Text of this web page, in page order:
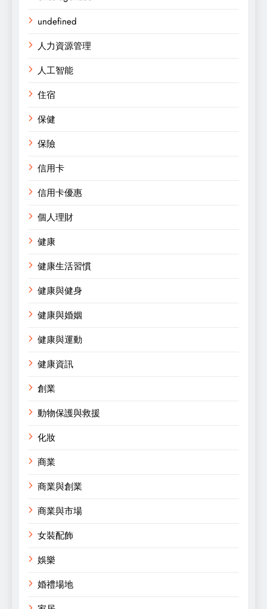
undefined
人力資源管理
人工智能
住宿
保健
保險
信用卡
信用卡優惠
個人理財
健康
健康生活習慣
健康與健身
健康與婚姻
健康與運動
健康資訊
創業
動物保護與救援
化妝
商業
商業與創業
商業與市場
女裝配飾
娛樂
婚禮場地